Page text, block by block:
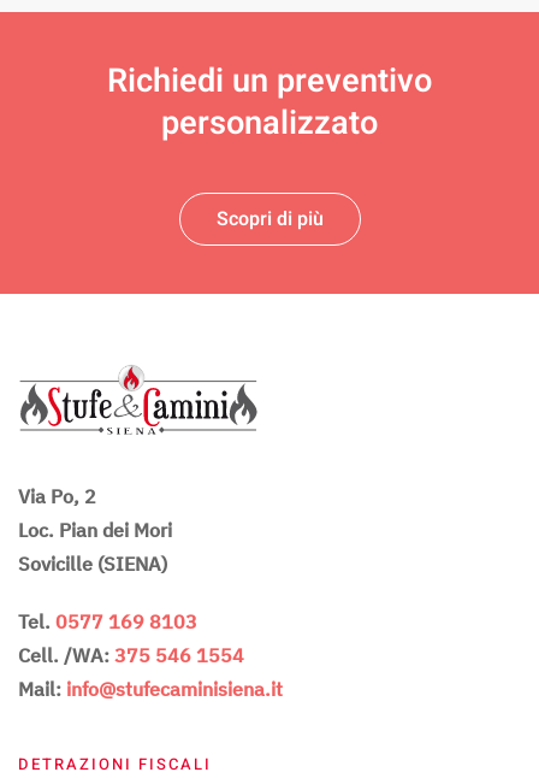
Richiedi un preventivo
personalizzato
Scopri di più
Via Po, 2
Loc. Pian dei Mori
Sovicille (SIENA)
Tel. 0577 169 8103
Cell. /WA: 375 546 1554
Mail: info@stufecaminisiena.it
DETRAZIONI FISCALI